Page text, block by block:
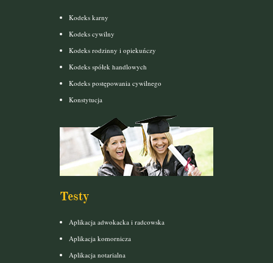
Kodeks karny
Kodeks cywilny
Kodeks rodzinny i opiekuńczy
Kodeks spółek handlowych
Kodeks postępowania cywilnego
Konstytucja
Testy
Aplikacja adwokacka i radcowska
Aplikacja komornicza
Aplikacja notarialna